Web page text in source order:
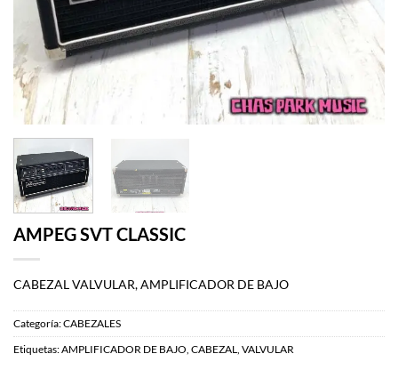
AMPEG SVT CLASSIC
CABEZAL VALVULAR, AMPLIFICADOR DE BAJO
Categoría:CABEZALES
Etiquetas:AMPLIFICADOR DE BAJO CABEZAL VALVULAR